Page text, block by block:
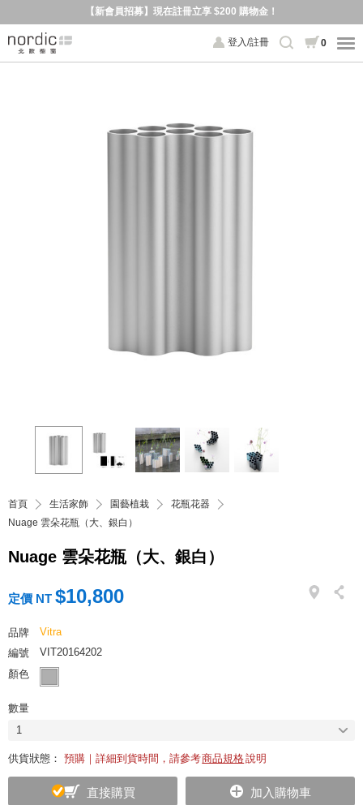
【新會員招募】現在註冊立享 $200 購物金！
登入/註冊 0
首頁 生活家飾 園藝植栽
花瓶花器
Nuage 雲朵花瓶（大、銀白）
Nuage 雲朵花瓶（大、銀白）
定價 NT $10,800
品牌
Vitra
編號
VIT20164202
顏色
數量
1
供貨狀態： 預購｜詳細到貨時間，請參考商品規格說明
直接購買 加入購物車